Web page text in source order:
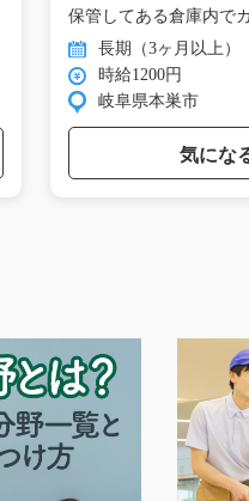
保管してある倉庫内で
フ… 長期（3ヶ月以上）
時給1200円
岐阜県本巣市
気にな